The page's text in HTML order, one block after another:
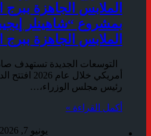
الملابس الجاهزة
الملابس الجاهزة
أمريكي
رئيس مجلس الوزراء،…
أكمل القراءة »
يونيو 7, 2026